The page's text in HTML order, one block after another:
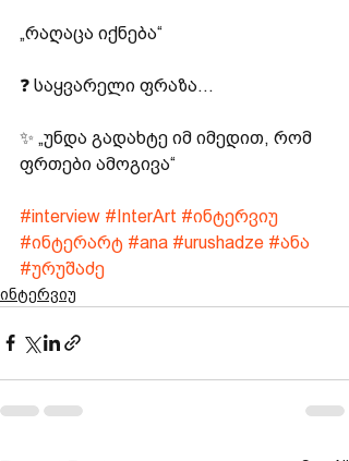
„რაღაცა იქნება“
❓ საყვარელი ფრაზა...
✨ „უნდა გადახტე იმ იმედით, რომ
ფრთები ამოგივა“
#interview #InterArt #ინტერვიუ
#ინტერარტ #ana #urushadze #ანა
#ურუშაძე
ინტერვიუ